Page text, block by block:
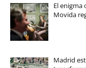
El enigma
Movida
Madrid